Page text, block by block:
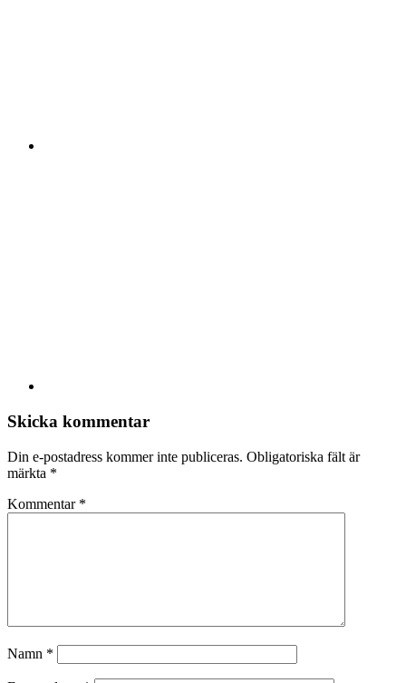
Skicka kommentar
Din e-postadress kommer inte publiceras. Obligatoriska fält är
märkta *
Kommentar *
Namn *